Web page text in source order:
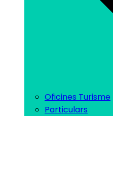
Oficines Turisme
Particulars